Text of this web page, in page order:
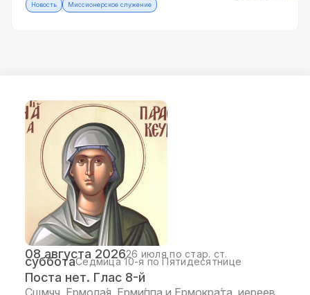
Новость Миссионерское служение
08 августа 202626 июля по стар. ст.
субботаСедмица 10-я по Пятидесятнице
Поста нет. Глас 8-й
Сщмчч. Ермола́я, Ерми́ппа и Ермокра́та, иереев